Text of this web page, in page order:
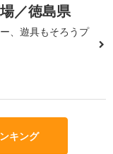
／徳島県
、遊具もそろうプ
キング